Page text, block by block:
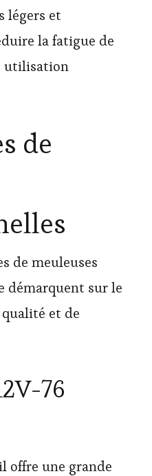
légers et
la fatigue de
utilisation
de
de meuleuses
démarquent sur le
et de
76
offre une grande